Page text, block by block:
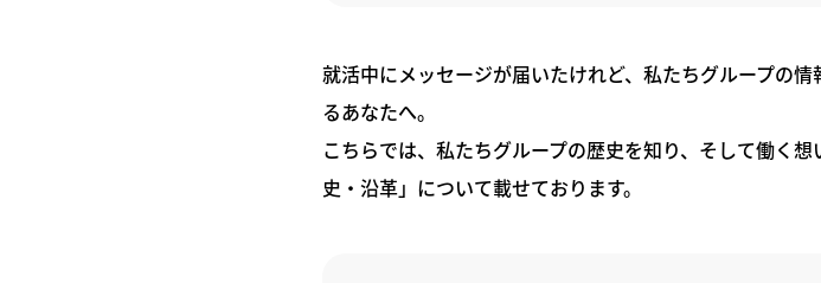
就活中にメッセージが届いたけれど、私たちグループの
るあなたへ。
こちらでは、私たちグループの歴史を知り、そして働く
史・沿革」について載せております。